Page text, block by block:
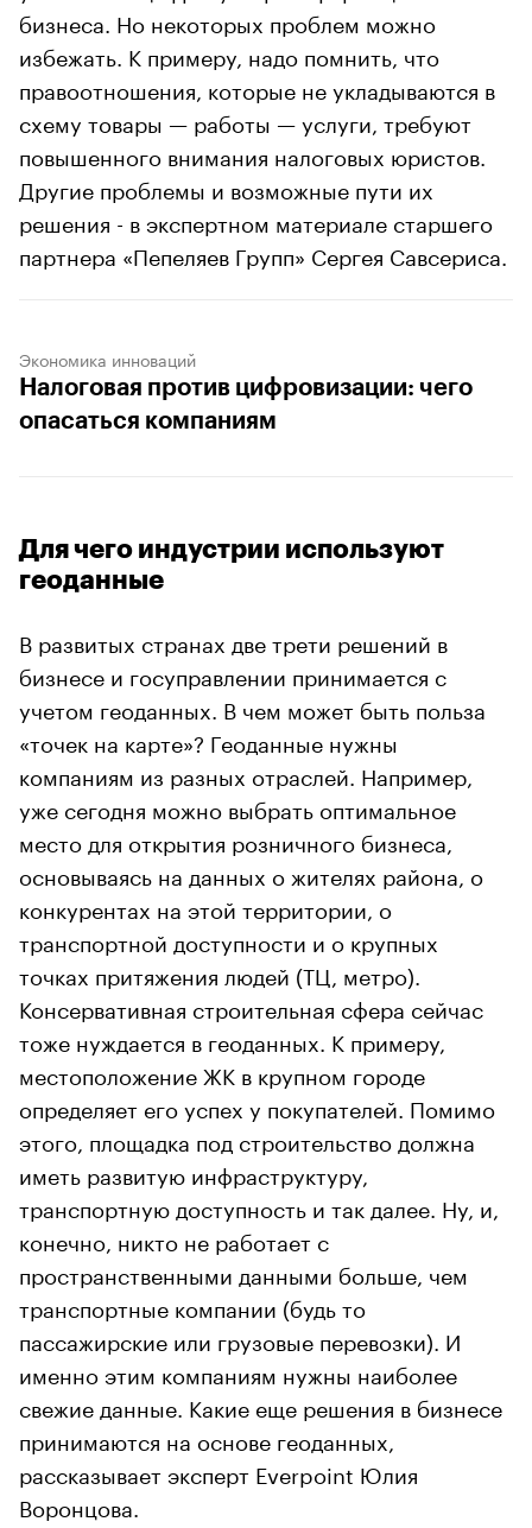
бизнеса. Но некоторых проблем можно
избежать. К примеру, надо помнить, что
правоотношения, которые не укладываются в
схему товары — работы — услуги, требуют
повышенного внимания налоговых юристов.
Другие проблемы и возможные пути их
решения - в экспертном материале старшего
партнера «Пепеляев Групп» Сергея Савсериса.
Экономика инноваций
Налоговая против цифровизации: чего
опасаться компаниям
Для чего индустрии используют
геоданные
В развитых странах две трети решений в
бизнесе и госуправлении принимается с
учетом геоданных. В чем может быть польза
«точек на карте»? Геоданные нужны
компаниям из разных отраслей. Например,
уже сегодня можно выбрать оптимальное
место для открытия розничного бизнеса,
основываясь на данных о жителях района, о
конкурентах на этой территории, о
транспортной доступности и о крупных
точках притяжения людей (ТЦ, метро).
Консервативная строительная сфера сейчас
тоже нуждается в геоданных. К примеру,
местоположение ЖК в крупном городе
определяет его успех у покупателей. Помимо
этого, площадка под строительство должна
иметь развитую инфраструктуру,
транспортную доступность и так далее. Ну, и,
конечно, никто не работает с
пространственными данными больше, чем
транспортные компании (будь то
пассажирские или грузовые перевозки). И
именно этим компаниям нужны наиболее
свежие данные. Какие еще решения в бизнесе
принимаются на основе геоданных,
рассказывает эксперт Everpoint Юлия
Воронцова.